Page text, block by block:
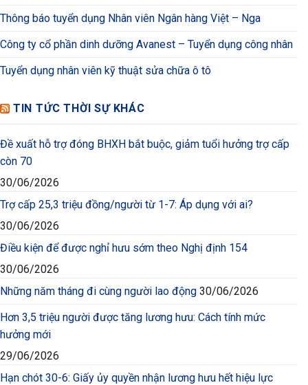
Thông báo tuyển dụng Nhân viên Ngân hàng Việt – Nga
Công ty cổ phần dinh dưỡng Avanest – Tuyển dụng công nhân
Tuyển dụng nhân viên kỹ thuật sửa chữa ô tô
TIN TỨC THỜI SỰ KHÁC
Đề xuất hỗ trợ đóng BHXH bắt buộc, giảm tuổi hưởng trợ cấp
còn 70
30/06/2026
Trợ cấp 25,3 triệu đồng/người từ 1-7: Áp dụng với ai?
30/06/2026
Điều kiện để được nghỉ hưu sớm theo Nghị định 154
30/06/2026
Những năm tháng đi cùng người lao động 30/06/2026
Hơn 3,5 triệu người được tăng lương hưu: Cách tính mức
hưởng mới
29/06/2026
Hạn chót 30-6: Giấy ủy quyền nhận lương hưu hết hiệu lực